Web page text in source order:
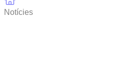
Notícies